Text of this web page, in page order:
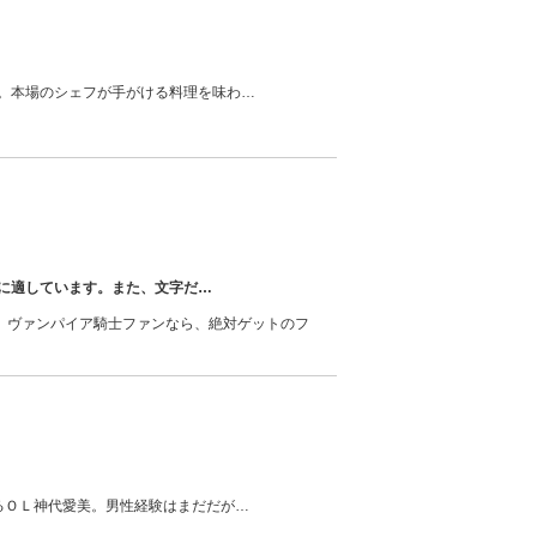
本場のシェフが手がける料理を味わ…
適しています。また、文字だ…
ァンパイア騎士ファンなら、絶対ゲットのフ
Ｌ神代愛美。男性経験はまだだが…